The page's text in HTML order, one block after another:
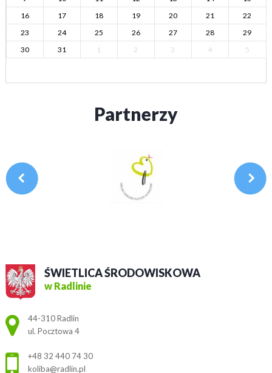
16
17 18 19 20 21
22
23
24 25 26 27 28
29
30
31 1 2 3 4 5
Partnerzy
ŚWIETLICA ŚRODOWISKOWA
w Radlinie
Adres pocztowy:
44-310 Radlin
ul. Pocztowa 4
+48 32 440 74 30
koliba@radlin.pl